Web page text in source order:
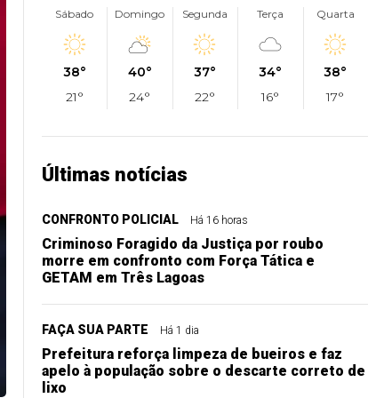
Sábado
38°
21°
Domingo
40°
24°
Segunda
37°
22°
Terça
34°
16°
Quarta
38°
17°
Últimas notícias
CONFRONTO POLICIAL Há 16 horas
Criminoso Foragido da Justiça por roubo
morre em confronto com Força Tática e
GETAM em Três Lagoas
FAÇA SUA PARTE Há 1 dia
Prefeitura reforça limpeza de bueiros e faz
apelo à população sobre o descarte correto de
lixo